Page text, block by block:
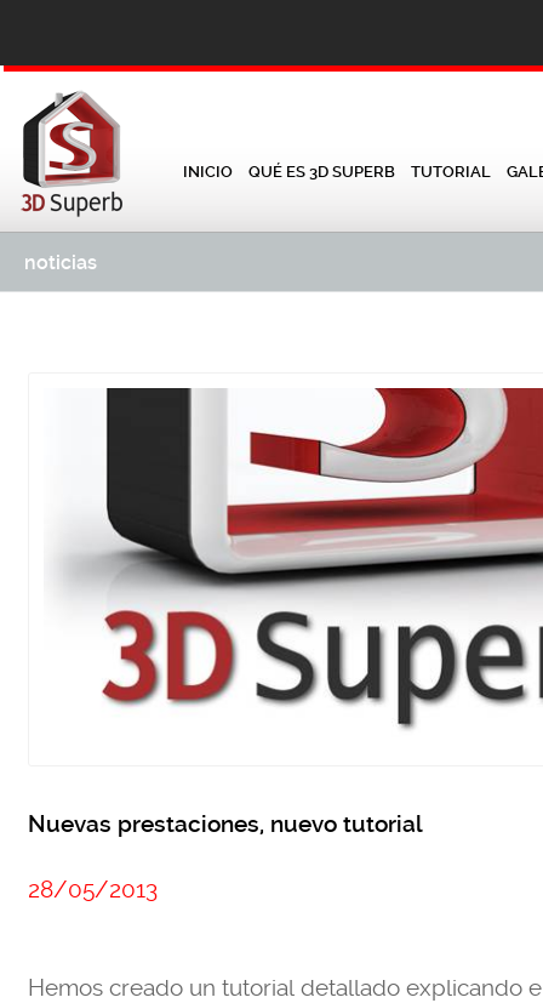
INICIO QUÉ ES 3D SUPERB TUTORIAL
noticias
Nuevas prestaciones, nuevo tutorial
28/05/2013
Hemos creado un tutorial detallado explicando